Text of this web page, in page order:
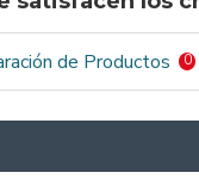
de Productos 0